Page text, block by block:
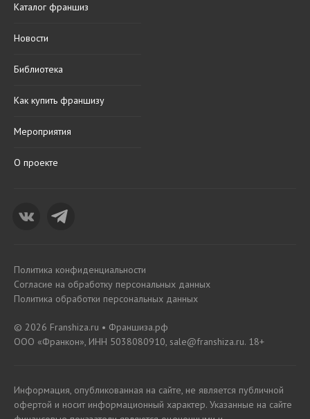
Каталог франшиз
Новости
Библиотека
Как купить франшизу
Мероприятия
О проекте
Политика конфиденциальности
Согласие на обработку персональных данных
Политика обработки персональных данных
© 2026 Franshiza.ru • Франшиза.рф
ООО «Франкон», ИНН 5038080910, sale@franshiza.ru. 18+
Информация, опубликованная на сайте, не является публичной
офертой и носит информационный характер. Указанные на сайте